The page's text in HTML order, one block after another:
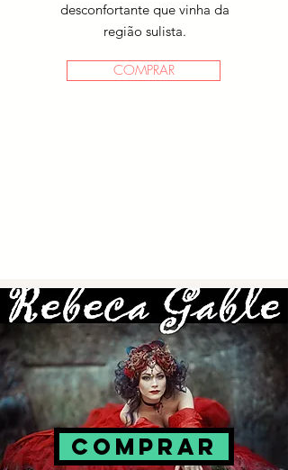
desconfortante que vinha da
região sulista.
COMPRAR
COMPRAR